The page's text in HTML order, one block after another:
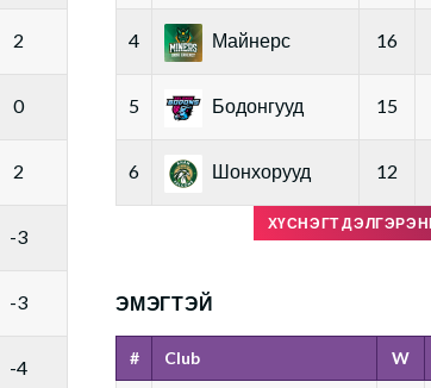
2
0
2
-3
-3
-4
4 Майнерс 16
5 Бодонгууд 15
6 Шонхорууд 12
ХҮСНЭГТ
ЭМЭГТЭЙ
# Club W